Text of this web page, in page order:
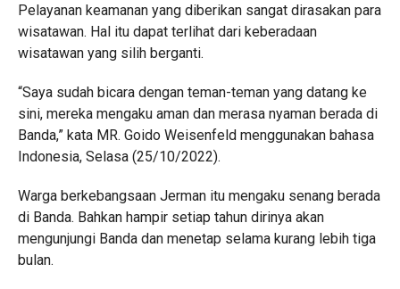
Pelayanan keamanan yang diberikan sangat dirasakan para
wisatawan. Hal itu dapat terlihat dari keberadaan
wisatawan yang silih berganti.
“Saya sudah bicara dengan teman-teman yang datang ke
sini, mereka mengaku aman dan merasa nyaman berada di
Banda,” kata MR. Goido Weisenfeld menggunakan bahasa
Indonesia, Selasa (25/10/2022).
Warga berkebangsaan Jerman itu mengaku senang berada
di Banda. Bahkan hampir setiap tahun dirinya akan
mengunjungi Banda dan menetap selama kurang lebih tiga
bulan.